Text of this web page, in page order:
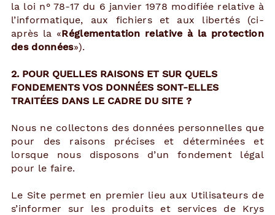
la loi n° 78-17 du 6 janvier 1978 modifiée relative à
l’informatique, aux fichiers et aux libertés (ci-
après la «Réglementation relative à la protection
des données»).
2. POUR QUELLES RAISONS ET SUR QUELS
FONDEMENTS VOS DONNÉES SONT-ELLES
TRAITÉES DANS LE CADRE DU SITE ?
Nous ne collectons des données personnelles que
pour des raisons précises et déterminées et
lorsque nous disposons d’un fondement légal
pour le faire.
Le Site permet en premier lieu aux Utilisateurs de
s’informer sur les produits et services de Krys